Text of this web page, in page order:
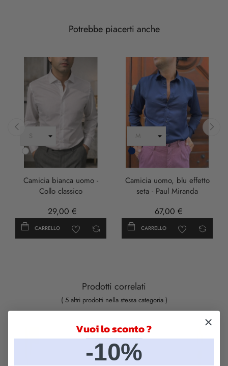
Potrebbe piacerti anche
Bianco
Camicia bianca uomo -
Collo classico
29,00 €
CARRELLO
Blu
Scuro
Camicia uomo, blu effetto
seta - Paul Miranda
67,00 €
CARRELLO
Prodotti correlati
( 5 altri prodotti nella stessa categoria )
Vuoi lo sconto ?
-10%